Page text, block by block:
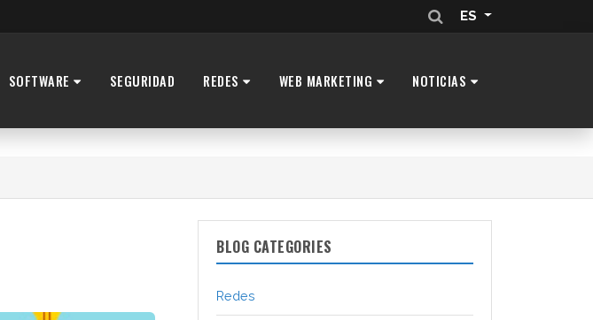
ES
SOFTWARE SEGURIDAD REDES WEB MARKETING NOTICIAS
BLOG CATEGORIES
Redes